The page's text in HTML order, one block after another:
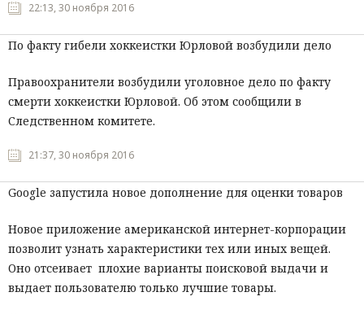
22:13, 30 ноября 2016
По факту гибели хоккеистки Юрловой возбудили дело
Правоохранители возбудили уголовное дело по факту
смерти хоккеистки Юрловой. Об этом сообщили в
Следственном комитете.
21:37, 30 ноября 2016
Google запустила новое дополнение для оценки товаров
Новое приложение американской интернет-корпорации
позволит узнать характеристики тех или иных вещей.
Оно отсеивает плохие варианты поисковой выдачи и
выдает пользователю только лучшие товары.